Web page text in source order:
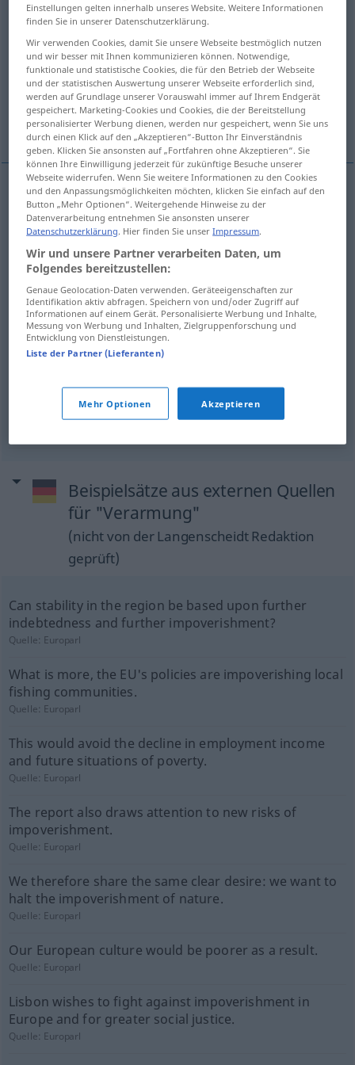
Übersicht aller Übersetzungen
(Für mehr Details die Übersetzung anklicken/antippen)
impoverishment depletion
depletion impoverishment
impoverishment Verarmung von Menschen
depletion Verarmung BIOL
depletion Verarmung ATOM
impoverishment Verarmung FIG
Beispielsätze aus externen Quellen
für "Verarmung"
(nicht von der Langenscheidt Redaktion
geprüft)
Can stability in the region be based upon further
indebtedness and further impoverishment?
Quelle: Europarl
What is more, the EU's policies are impoverishing local
fishing communities.
Quelle: Europarl
This would avoid the decline in employment income
and future situations of poverty.
Quelle: Europarl
The report also draws attention to new risks of
impoverishment.
Quelle: Europarl
We therefore share the same clear desire: we want to
halt the impoverishment of nature.
Quelle: Europarl
Our European culture would be poorer as a result.
Quelle: Europarl
Lisbon wishes to fight against impoverishment in
Europe and for greater social justice.
Quelle: Europarl
Einstellungen gelten innerhalb unseres Website. Weitere Informationen
finden Sie in unserer Datenschutzerklärung.
Wir verwenden Cookies, damit Sie unsere Webseite bestmöglich nutzen
und wir besser mit Ihnen kommunizieren können. Notwendige,
funktionale und statistische Cookies, die für den Betrieb der Webseite
und der statistischen Auswertung unserer Webseite erforderlich sind,
werden auf Grundlage unserer Vorauswahl immer auf Ihrem Endgerät
gespeichert. Marketing-Cookies und Cookies, die der Bereitstellung
personalisierter Werbung dienen, werden nur gespeichert, wenn Sie uns
durch einen Klick auf den „Akzeptieren“-Button Ihr Einverständnis
geben. Klicken Sie ansonsten auf „Fortfahren ohne Akzeptieren“. Sie
können Ihre Einwilligung jederzeit für zukünftige Besuche unserer
Webseite widerrufen. Wenn Sie weitere Informationen zu den Cookies
und den Anpassungsmöglichkeiten möchten, klicken Sie einfach auf den
Button „Mehr Optionen“. Weitergehende Hinweise zu der
Datenverarbeitung entnehmen Sie ansonsten unserer
Datenschutzerklärung. Hier finden Sie unserImpressum.
Wir und unsere Partner verarbeiten Daten, um
Folgendes bereitzustellen:
Genaue Geolocation-Daten verwenden. Geräteeigenschaften zur
Identifikation aktiv abfragen. Speichern von und/oder Zugriff auf
Informationen auf einem Gerät. Personalisierte Werbung und Inhalte,
Messung von Werbung und Inhalten, Zielgruppenforschung und
Entwicklung von Dienstleistungen.
Liste der Partner (Lieferanten)
Mehr Optionen Akzeptieren